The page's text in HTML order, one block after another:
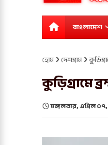
বাংলাদেশ
হোম দেশগ্রাম
কুড়িগ্রামে
মঙ্গলবার, এপ্রিল